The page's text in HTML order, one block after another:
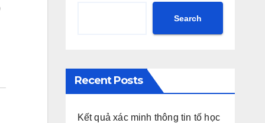
Search
Recent Posts
Kết quả xác minh thông tin tố học